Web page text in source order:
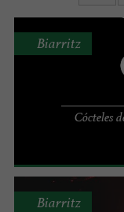
Cócteles
Biarritz
Biarritz